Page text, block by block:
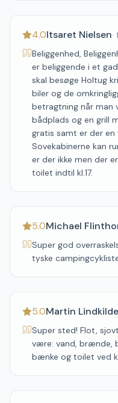
4.0Itsaret Nielsen·
Beliggenhed,
er beliggende i et
skal besøge Holtug
biler og de
betragtning når man
bådplads og en grill
gratis samt er der
Sovekabinerne kan
er der ikke men der
toilet indtil kl.17.
5.0Michael
Super god
tyske
5.0Martin Lindkilde
Super sted! Flot,
være: vand, brænde,
bænke og toilet ved